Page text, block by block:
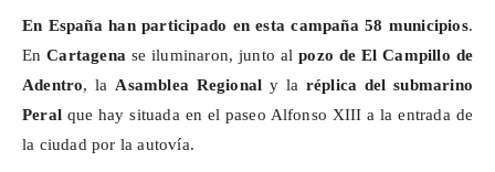
En España han participado en esta campaña 58 municipios.
EnCartagena se iluminaron, junto alpozo de El Campillo de
Adentro, la Asamblea Regional y la réplica del submarino
Peral que hay situada en el paseo Alfonso XIII a la entrada de
la ciudad por la autovía.